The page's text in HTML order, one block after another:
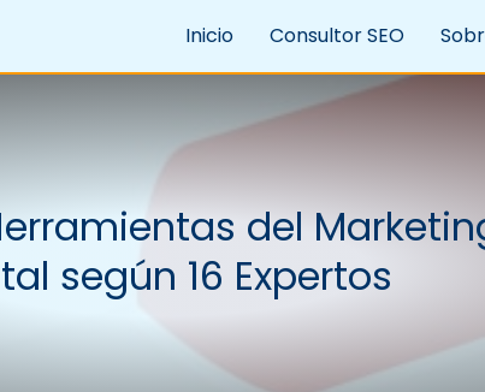
Inicio Consultor SEO
del
según 16 Expertos